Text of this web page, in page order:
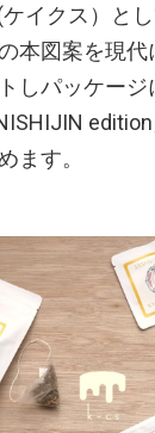
イクス）と
本図案を現
しパッケージ
ます。